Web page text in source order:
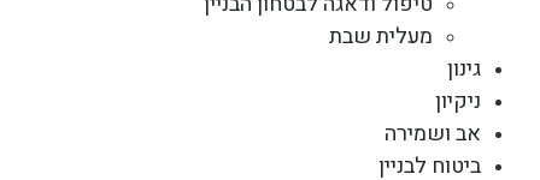
מעלית שבת
גינון
ניקיון
אב ושמירה
ביטוח לבניין